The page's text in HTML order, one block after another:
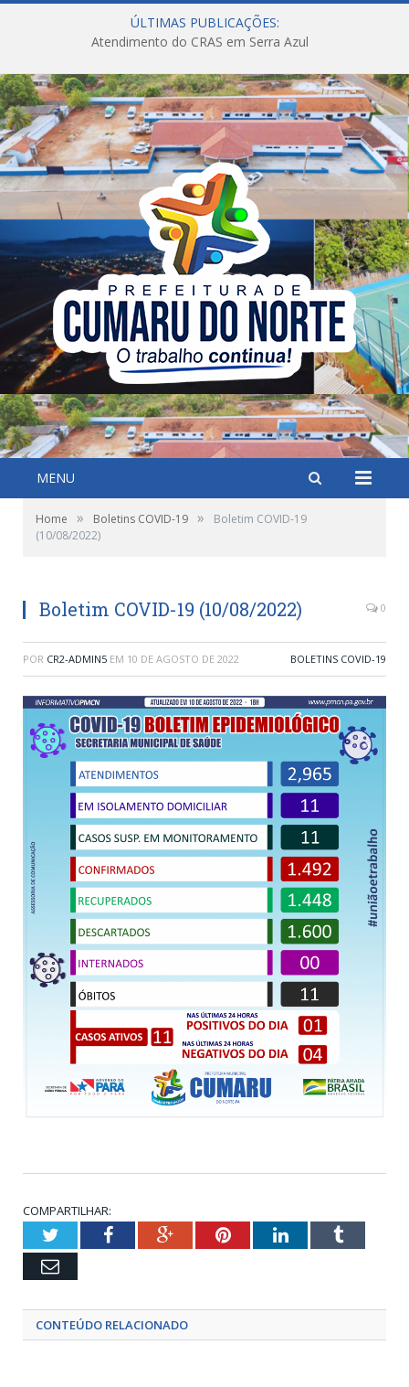
ÚLTIMAS PUBLICAÇÕES:
Atendimento do CRAS em Serra Azul
MENU
Home » Boletins COVID-19 »
Boletim COVID-19
(10/08/2022)
Boletim COVID-19 (10/08/2022) 0
POR CR2-ADMIN5 EM 10 DE AGOSTO DE 2022 BOLETINS COVID-19
COMPARTILHAR:
TwitterFacebookGoogle+PinterestLinkedInTumblr
Email
CONTEÚDO RELACIONADO